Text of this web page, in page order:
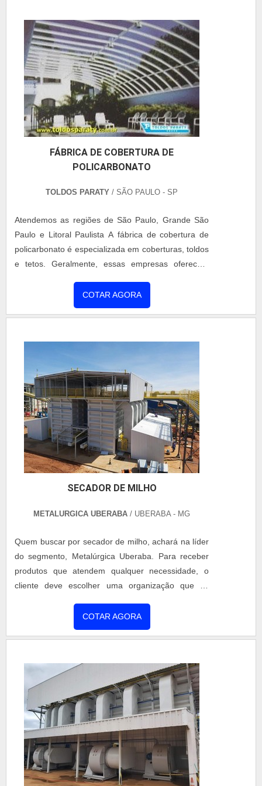
FÁBRICA DE COBERTURA DE
POLICARBONATO
TOLDOS PARATY / SÃO PAULO - SP
Atendemos as regiões de São Paulo, Grande São
Paulo e Litoral Paulista A fábrica de cobertura de
policarbonato é especializada em coberturas, toldos
e tetos. Geralmente, essas empresas oferecem
desenvolvem estruturas sob medida por
encomenda para os mais variados setores. Alguns
COTAR AGORA
SECADOR DE MILHO
METALURGICA UBERABA / UBERABA - MG
Quem buscar por secador de milho, achará na líder
do segmento, Metalúrgica Uberaba. Para receber
produtos que atendem qualquer necessidade, o
cliente deve escolher uma organização que se
ampla experiência no ramo.MAIS INFORMAÇÕES
INTERESSANTES SOBRE SECADOR DE MILHOSe
até a Metalúrgica Uberaba. Empresa especializada
em aquecedor de caldo vertical e secador rotativo,
garantindo o que há de melhor na atualidade.Sem
trocar o foco sobre secador de milho, deve-se ter a
exatidão em orçar com empresas que prezam por
produtos e serviços que tenham ótima qualidade e
proteção, pontos importantes que ficam de fora no
planejamento de empresas que visam apenas o
COTAR AGORA